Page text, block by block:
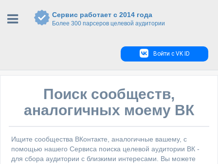
Сервис работает с 2014 года
Более 300 парсеров целевой аудитории
Войти с VK ID
Поиск сообществ,
аналогичных моему ВК
Ищите сообщества ВКонтакте, аналогичные вашему, с
помощью нашего Сервиса поиска целевой аудитории ВК -
для сбора аудитории с близкими интересами. Вы можете